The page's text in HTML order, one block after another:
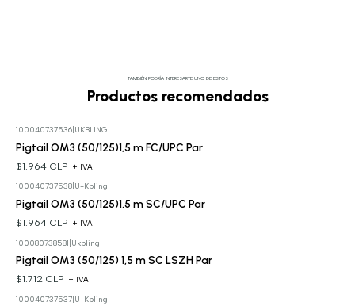
TAMBIÉN PODRÍA INTERESARTE UNO DE ESTOS
Productos recomendados
100040737536| UKBLING
Pigtail OM3 (50/125)1,5 m FC/UPC Par
$1.964 CLP + IVA
100040737538| U-Kbling
Pigtail OM3 (50/125)1,5 m SC/UPC Par
$1.964 CLP + IVA
100080738581 Ukbling
Pigtail OM3 (50/125) 1,5 m SC LSZH Par
$1.712 CLP + IVA
100040737537| U-Kbling